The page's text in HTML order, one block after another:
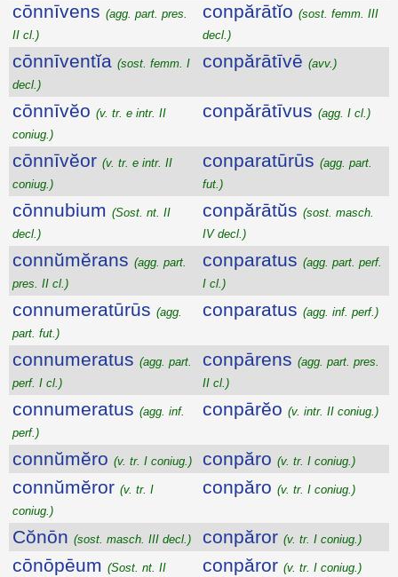
cōnnīvens (agg. part. pres.
II cl.)
conpărātĭo (sost. femm. III
decl.)
cōnnīventĭa (sost. femm. I
decl.)
conpărātīvē (avv.)
cōnnīvĕo (v. tr. e intr. II
coniug.)
conpărātīvus (agg. I cl.)
cōnnīvĕor (v. tr. e intr. II
coniug.)
conparatūrūs (agg. part.
fut.)
cōnnubium (Sost. nt. II
decl.)
conpărātŭs (sost. masch.
IV decl.)
connŭmĕrans (agg. part.
pres. II cl.)
conparatus (agg. part. perf.
I cl.)
connumeratūrūs (agg.
part. fut.)
conparatus (agg. inf. perf.)
connumeratus (agg. part.
perf. I cl.)
conpārens (agg. part. pres.
II cl.)
connumeratus (agg. inf.
perf.)
conpārĕo (v. intr. II coniug.)
connŭmĕro (v. tr. I coniug.) conpăro (v. tr. I coniug.)
connŭmĕror (v. tr. I
coniug.)
conpăro (v. tr. I coniug.)
Cŏnōn (sost. masch. III decl.) conpăror (v. tr. I coniug.)
cōnōpēum (Sost. nt. II
conpăror (v. tr. I coniug.)